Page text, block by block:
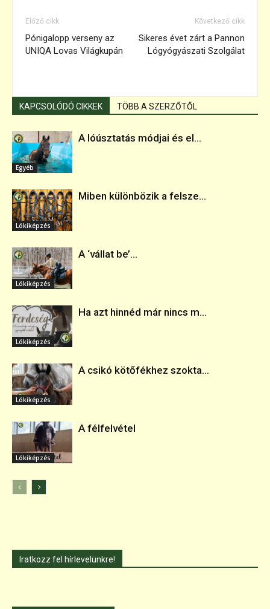
Előző cikk
Pónigalopp verseny az
UNIQA Lovas Világkupán
Következő cikk
Sikeres évet zárt a Pannon
Lógyógyászati Szolgálat
KAPCSOLÓDÓ CIKKEK TÖBB A SZERZŐTŐL
Egyéb
A lóúsztatás módjai és el...
Lókiképzés
Miben különbözik a felsze...
Lókiképzés
A ‘vállat be’...
Lókiképzés
Ha azt hinnéd már nincs m...
Lókiképzés
A csikó kötőfékhez szokta...
Lókiképzés
A félfelvétel
Iratkozz fel hírlevelünkre!